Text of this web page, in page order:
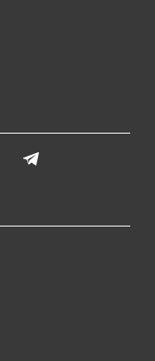
LinkedIn